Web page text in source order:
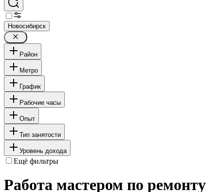
Новосибирск
Район
Метро
График
Рабочие часы
Опыт
Тип занятости
Уровень дохода
Ещё фильтры
Работа мастером по ремонту